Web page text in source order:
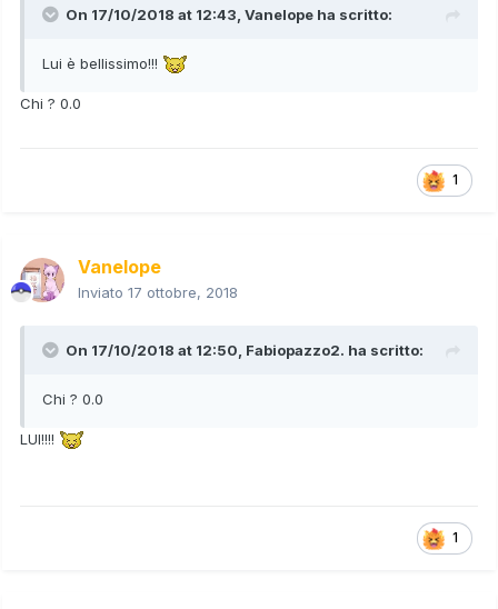
On 17/10/2018 at 12:43, Vanelope ha scritto:
Lui è bellissimo!!!
Chi ? 0.0
1
Vanelope
Inviato 17 ottobre, 2018
On 17/10/2018 at 12:50, Fabiopazzo2. ha scritto:
Chi ? 0.0
LUI!!!!
1